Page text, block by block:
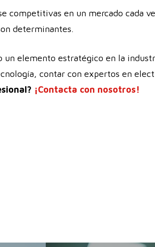
competitivas en un mercado cada
determinantes.
un elemento estratégico en la
contar con expertos en
¡Contacta con nosotros!